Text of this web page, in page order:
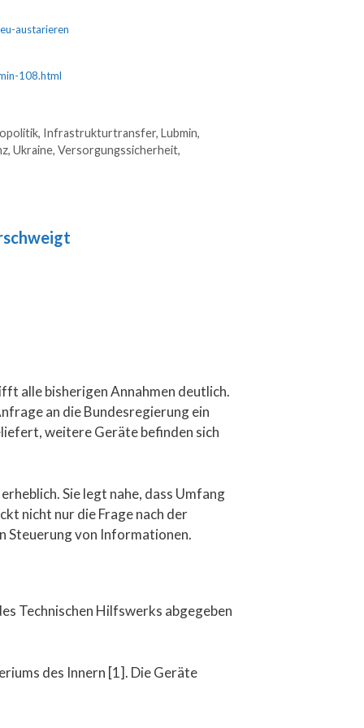
austarieren
108.html
, Infrastrukturtransfer, Lubmin,
, Ukraine, Versorgungssicherheit,
alle bisherigen Annahmen deutlich.
an die Bundesregierung ein
weitere Geräte befinden sich
Sie legt nahe, dass Umfang
nicht nur die Frage nach der
Steuerung von Informationen.
Technischen Hilfswerks abgegeben
des Innern [1]. Die Geräte